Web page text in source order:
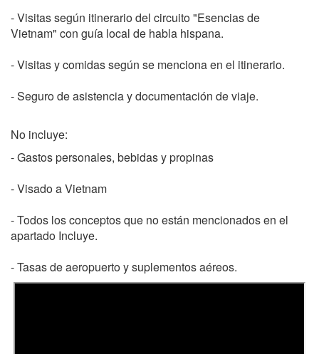
- Visitas según itinerario del circuito "Esencias de
Vietnam" con guía local de habla hispana.
- Visitas y comidas según se menciona en el itinerario.
- Seguro de asistencia y documentación de viaje.
No incluye:
- Gastos personales, bebidas y propinas
- Visado a Vietnam
- Todos los conceptos que no están mencionados en el
apartado Incluye.
- Tasas de aeropuerto y suplementos aéreos.